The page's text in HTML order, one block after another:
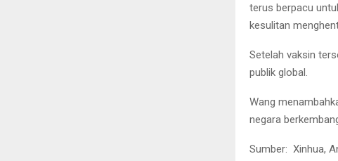
terus berpacu
kesulitan
Setelah vaksin
publik global.
Wang
negara
Sumber: Xinhua,